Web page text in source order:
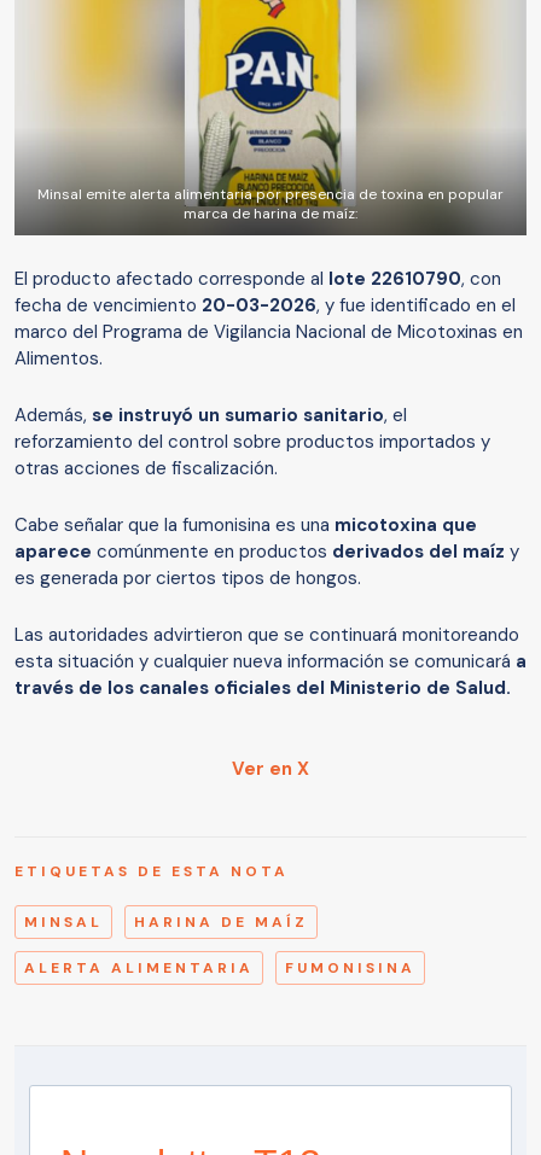
Minsal emite alerta alimentaria por presencia de toxina en popular
marca de harina de maíz:
El producto afectado corresponde al lote 22610790, con
fecha de vencimiento 20-03-2026, y fue identificado en el
marco del Programa de Vigilancia Nacional de Micotoxinas en
Alimentos.
Además, se instruyó un sumario sanitario, el
reforzamiento del control sobre productos importados y
otras acciones de fiscalización.
Cabe señalar que la fumonisina es una micotoxina que
aparece comúnmente en productos derivados del maíz y
es generada por ciertos tipos de hongos.
Las autoridades advirtieron que se continuará monitoreando
esta situación y cualquier nueva información se comunicará a
través de los canales oficiales del Ministerio de Salud.
Ver en X
ETIQUETAS DE ESTA NOTA
MINSAL HARINA DE MAÍZ
ALERTA ALIMENTARIA FUMONISINA